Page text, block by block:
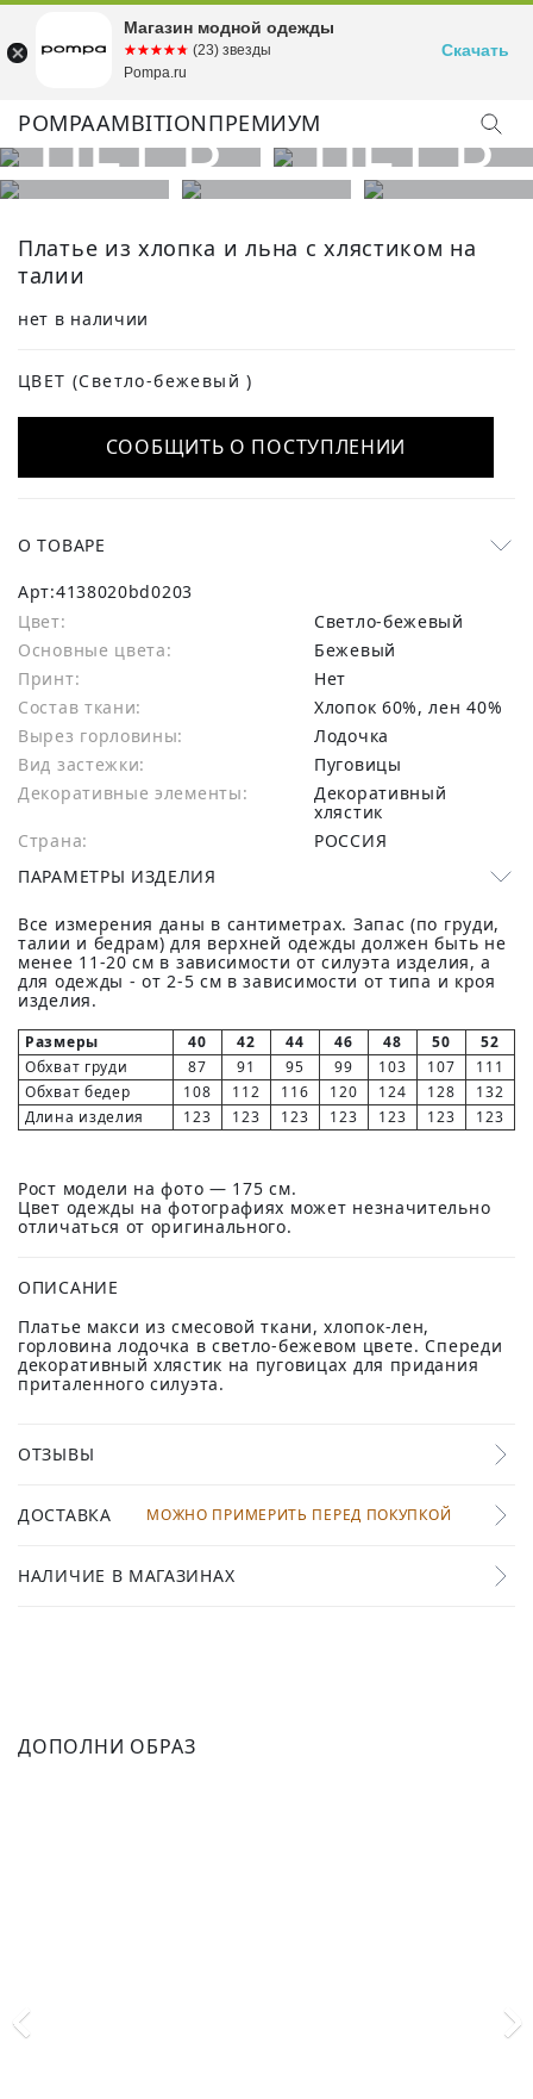
POMPAAMBITIONПРЕМИУМ
КУПИТЬ ОБРАЗ
Платье из хлопка и льна с хлястиком на
талии
нет в наличии
ЦВЕТ (Светло-бежевый )
СООБЩИТЬ О ПОСТУПЛЕНИИ
О ТОВАРЕ
Арт:4138020bd0203
Цвет:
Светло-бежевый
Основные цвета:
бежевый
Принт:
Нет
Состав ткани:
хлопок 60%, лен 40%
Вырез горловины:
Лодочка
Вид застежки:
Пуговицы
Декоративные элементы:
Декоративный
хлястик
Страна:
РОССИЯ
ПАРАМЕТРЫ ИЗДЕЛИЯ
Все измерения даны в сантиметрах. Запас (по груди,
талии и бедрам) для верхней одежды должен быть не
менее 11-20 см в зависимости от силуэта изделия, а
для одежды - от 2-5 см в зависимости от типа и кроя
изделия.
Размеры 40 42 44 46 48 50
52
Обхват груди
87 91 95 99 103 107
111
Обхват бедер
108 112 116 120 124 128
132
Длина изделия
123 123 123 123 123 123 123
Рост модели на фото — 175 см.
Цвет одежды на фотографиях может незначительно
отличаться от оригинального.
ОПИСАНИЕ
Платье макси из смесовой ткани, хлопок-лен,
горловина лодочка в светло-бежевом цвете. Спереди
декоративный хлястик на пуговицах для придания
приталенного силуэта.
ОТЗЫВЫ
ДОСТАВКА МОЖНО ПРИМЕРИТЬ ПЕРЕД ПОКУПКОЙ
НАЛИЧИЕ В МАГАЗИНАХ
ДОПОЛНИ ОБРАЗ
Магазин модной одежды
☆☆☆☆☆
★★★★★ (23) звезды
Pompa.ru
Скачать